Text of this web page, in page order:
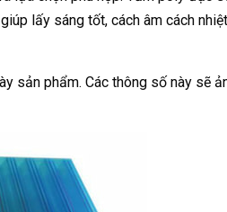
lấy sáng tốt, cách âm cách
sản phẩm. Các thông số này sẽ